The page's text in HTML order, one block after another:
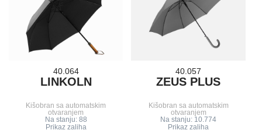
40.064
LINKOLN
Kišobran sa automatskim
otvaranjem
Na stanju: 88
Prikaz zaliha
40.057
ZEUS PLUS
Kišobran sa automatskim
otvaranjem
Na stanju: 10.774
Prikaz zaliha